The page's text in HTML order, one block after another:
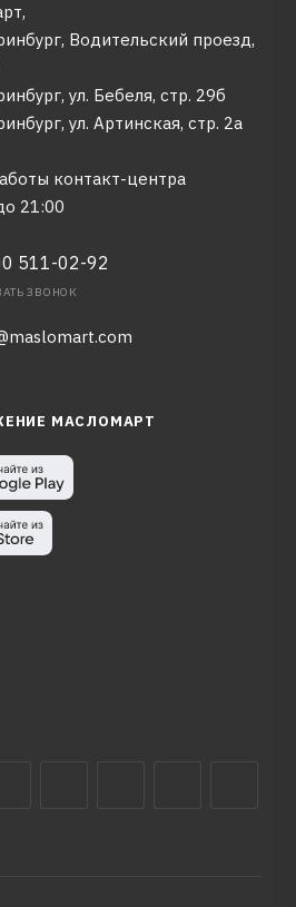
Водительский проезд,
ул. Бебеля, стр. 29б
ул. Артинская, стр. 2а
контакт-центра
21:00
511-02-92
ЗВОНОК
МАСЛОМАРТ